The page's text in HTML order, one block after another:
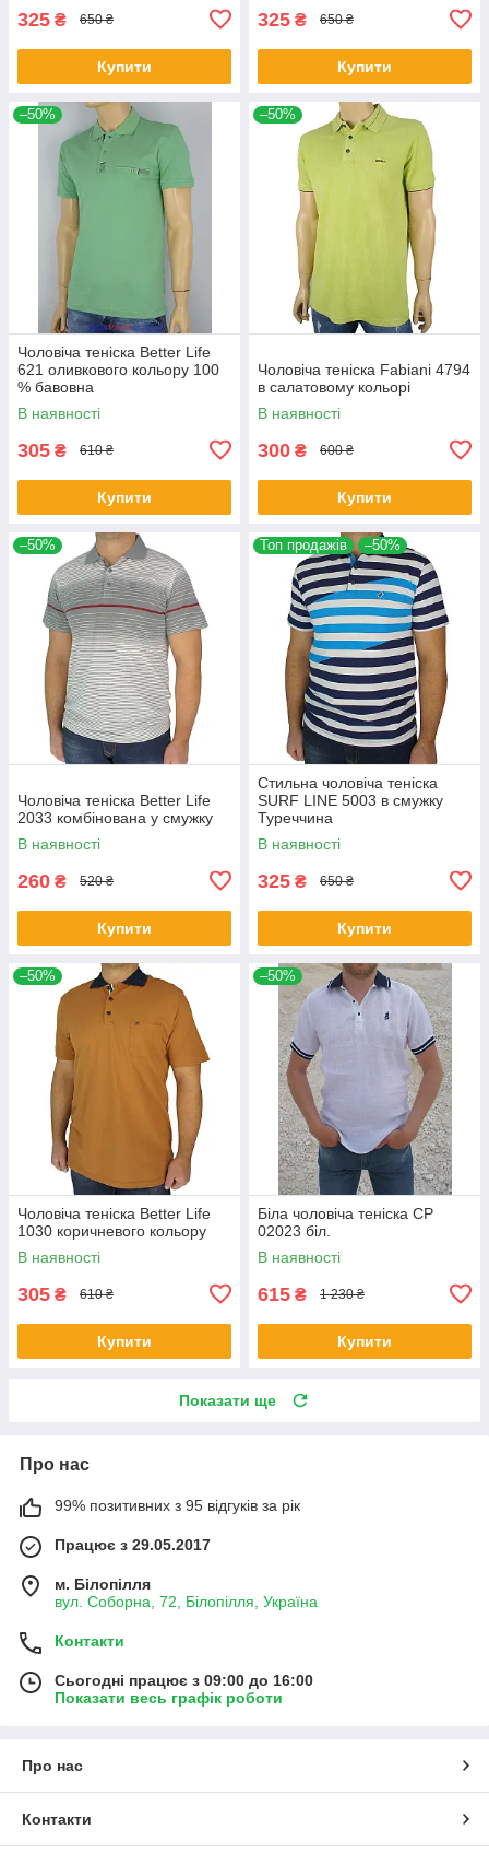
325 ₴ 650 ₴
Купити
325 ₴ 650 ₴
Купити
–50%
Чоловіча теніска Better Life
621 оливкового кольору 100
% бавовна
В наявності
305 ₴ 610 ₴
Купити
–50%
Чоловіча теніска Fabiani 4794
в салатовому кольорі
В наявності
300 ₴ 600 ₴
Купити
–50%
Чоловіча теніска Better Life
2033 комбінована у смужку
В наявності
260 ₴ 520 ₴
Купити
Топ продажів –50%
Стильна чоловіча теніска
SURF LINE 5003 в смужку
Туреччина
В наявності
325 ₴ 650 ₴
Купити
–50%
Чоловіча теніска Better Life
1030 коричневого кольору
В наявності
305 ₴ 610 ₴
Купити
–50%
Біла чоловіча теніска СР
02023 біл.
В наявності
615 ₴ 1 230 ₴
Купити
Показати ще
Про нас
99% позитивних з 95 відгуків за рік
Працює з 29.05.2017
м. Білопілля
вул. Соборна, 72, Білопілля, Україна
Контакти
Сьогодні працює з 09:00 до 16:00
Показати весь графік роботи
Про нас
Контакти